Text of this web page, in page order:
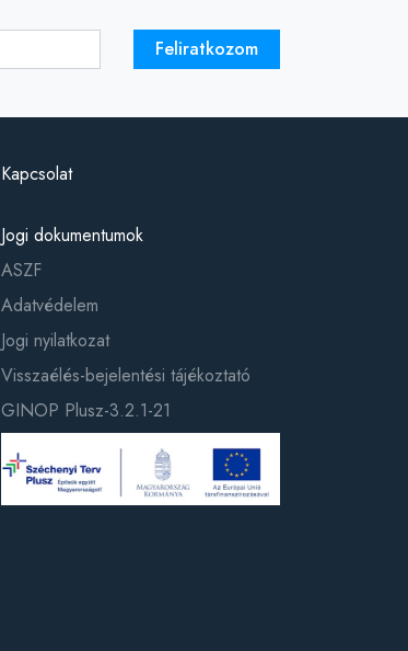
Feliratkozom
Kapcsolat
Jogi dokumentumok
ASZF
Adatvédelem
Jogi nyilatkozat
Visszaélés-bejelentési tájékoztató
GINOP Plusz-3.2.1-21